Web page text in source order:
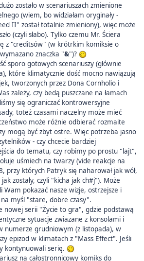
zostało w scenariuszach zmienione
(wiem, bo widziałam oryginały -
II" został totalnie zmieniony), więc może
(czyli słabo). Tylko czemu Mr. Ściera
z "creditsów" (w krótrkim komiksie o
znaczka "&")?
sporo gotowych scenariuszy (głównie
które klimatycznie dość mocno nawiązują
tworzonych przez Dona Cornholio i
zależy, czy bedą puszczane na łamach
się ograniczać kontrowersyjne
toteż czasami naczelny może mieć
może różnie odbierać rozmaite
mogą być zbyt ostre. Więc potrzeba jasno
- czy chcecie bardziej
do tematu, czy robimy po prostu "lajt",
uśmiech na twarzy (vide reakcje na
przy których Patryk się naharował jak wół,
zostały, czyli "kicha jak ch#j"). Może
pokazać nasze wizje, ostrzejsze i
myśl "stare, dobre czasy".
nowej serii "Życie to gra", gdzie podstawą
sytuacje zwiazane z konsolami i
numerze grudniowym (z listopada), w
epizod w klimatach z "Mass Effect". Jeśli
kontynuowali serię.
na całostronnicowy komiks do